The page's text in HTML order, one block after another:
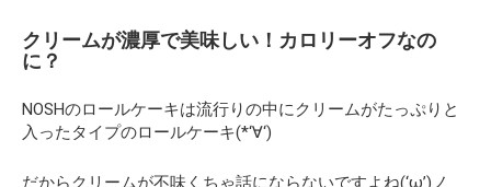
クリームが濃厚で美味しい！カロリーオフなの
に？
NOSHのロールケーキは流行りの中にクリームがたっぷりと
入ったタイプのロールケーキ(*‘∀‘)
だからクリームが不味くちゃ話にならないですよね(‘ω’)ノ